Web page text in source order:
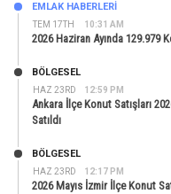
TEM 17TH 10:31 AM
EMLAK HABERLERI
2026 Haziran Ayında 129.979
HAZ 23RD 12:59 PM
BÖLGESEL
Ankara İlçe Konut Satışları
Satıldı
HAZ 23RD 12:17 PM
BÖLGESEL
2026 Mayıs İzmir İlçe Konut